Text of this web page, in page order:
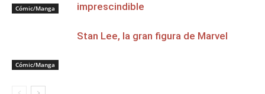
Cómic/Manga
imprescindible
Cómic/Manga
Stan Lee, la gran figura de Marvel